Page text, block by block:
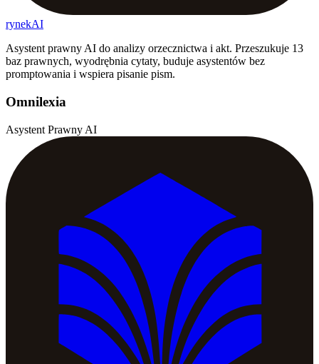
rynekAI
Asystent prawny AI do analizy orzecznictwa i akt. Przeszukuje 13
baz prawnych, wyodrębnia cytaty, buduje asystentów bez
promptowania i wspiera pisanie pism.
Omnilexia
Asystent Prawny AI